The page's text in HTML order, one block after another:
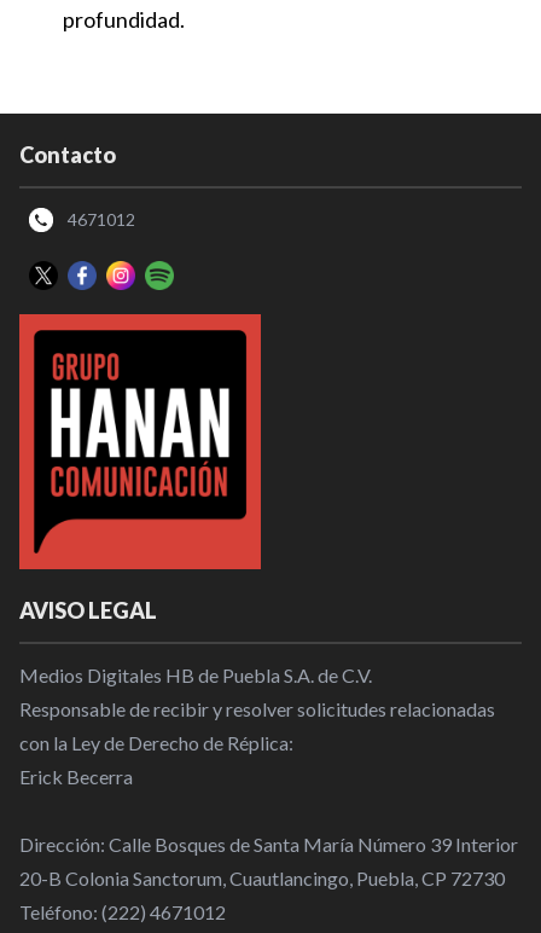
profundidad.
Contacto
4671012
AVISO LEGAL
Medios Digitales HB de Puebla S.A. de C.V.
Responsable de recibir y resolver solicitudes relacionadas
con la Ley de Derecho de Réplica:
Erick Becerra
Dirección: Calle Bosques de Santa María Número 39 Interior
20-B Colonia Sanctorum, Cuautlancingo, Puebla, CP 72730
Teléfono: (222) 4671012